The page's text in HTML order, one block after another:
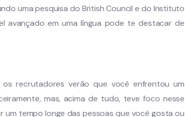
uma pesquisa do British Council e do Instituto
avançado em uma língua pode te destacar de
recrutadores verão que você enfrentou um
mas, acima de tudo, teve foco nesse
tempo longe das pessoas que você gosta ou